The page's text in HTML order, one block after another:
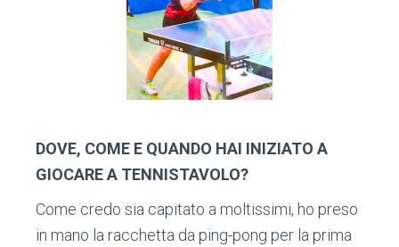
DOVE, COME E QUANDO HAI INIZIATO A
GIOCARE A TENNISTAVOLO?
Come credo sia capitato a moltissimi, ho preso
in mano la racchetta da ping-pong per la prima